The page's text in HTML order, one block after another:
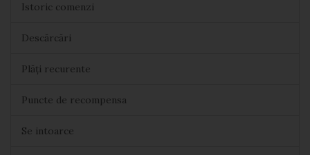
Istoric comenzi
Descărcări
Plăți recurente
Puncte de recompensa
Se intoarce